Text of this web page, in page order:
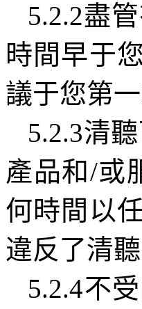
5.2.2盡
時間早于
議于您第
5.2.3清
產品和/或
何時間以
違反了清
5.2.4不